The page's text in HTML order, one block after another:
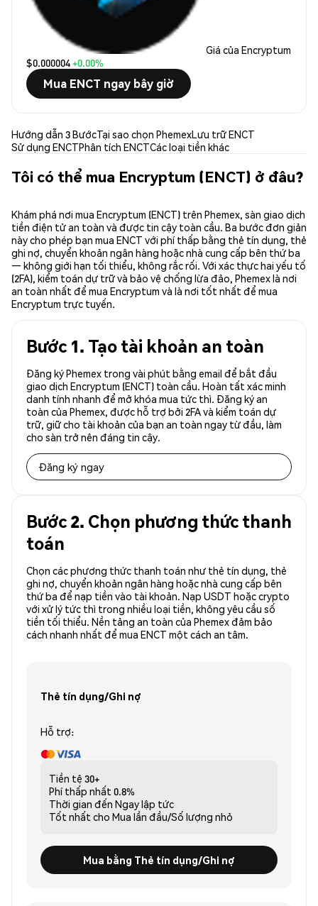
Giá của Encryptum
$0.000004+0.00%
Mua ENCT ngay bây giờ
Hướng dẫn 3 BướcTại sao chọn PhemexLưu trữ ENCT
Sử dụng ENCTPhân tích ENCTCác loại tiền khác
Tôi có thể mua Encryptum (ENCT) ở đâu?
Khám phá nơi mua Encryptum (ENCT) trên Phemex, sàn giao dịch
tiền điện tử an toàn và được tin cậy toàn cầu. Ba bước đơn giản
này cho phép bạn mua ENCT với phí thấp bằng thẻ tín dụng, thẻ
ghi nợ, chuyển khoản ngân hàng hoặc nhà cung cấp bên thứ ba
— không giới hạn tối thiểu, không rắc rối. Với xác thực hai yếu tố
(2FA), kiểm toán dự trữ và bảo vệ chống lừa đảo, Phemex là nơi
an toàn nhất để mua Encryptum và là nơi tốt nhất để mua
Encryptum trực tuyến.
Bước 1. Tạo tài khoản an toàn
Đăng ký Phemex trong vài phút bằng email để bắt đầu
giao dịch Encryptum (ENCT) toàn cầu. Hoàn tất xác minh
danh tính nhanh để mở khóa mua tức thì. Đăng ký an
toàn của Phemex, được hỗ trợ bởi 2FA và kiểm toán dự
trữ, giữ cho tài khoản của bạn an toàn ngay từ đầu, làm
cho sàn trở nên đáng tin cậy.
Đăng ký ngay
Bước 2. Chọn phương thức thanh
toán
Chọn các phương thức thanh toán như thẻ tín dụng, thẻ
ghi nợ, chuyển khoản ngân hàng hoặc nhà cung cấp bên
thứ ba để nạp tiền vào tài khoản. Nạp USDT hoặc crypto
với xử lý tức thì trong nhiều loại tiền, không yêu cầu số
tiền tối thiểu. Nền tảng an toàn của Phemex đảm bảo
cách nhanh nhất để mua ENCT một cách an tâm.
Thẻ tín dụng/Ghi nợ
Hỗ trợ:
Tiền tệ 30+
Phí thấp nhất 0.8%
Thời gian đến Ngay lập tức
Tốt nhất cho Mua lần đầu/Số lượng nhỏ
Mua bằng Thẻ tín dụng/Ghi nợ